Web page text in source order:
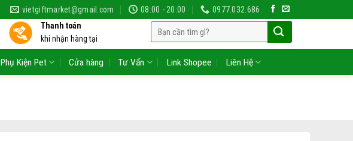
vietgiftmarket@gmail.com 08:00 - 20:00
0977.032.686
Thanh toán
khi nhận hàng tại
Tìm
kiếm:
Phụ Kiện Pet Cửa hàng Tư Vấn Link Shopee Liên Hệ